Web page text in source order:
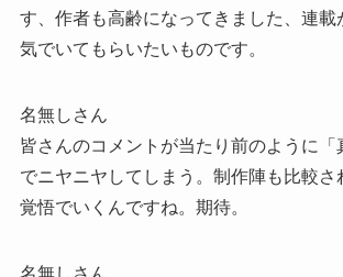
す、作者も高齢になってきました、連載
気でいてもらいたいものです。
名無しさん
皆さんのコメントが当たり前のように「
でニヤニヤしてしまう。制作陣も比較さ
覚悟でいくんですね。期待。
名無しさん